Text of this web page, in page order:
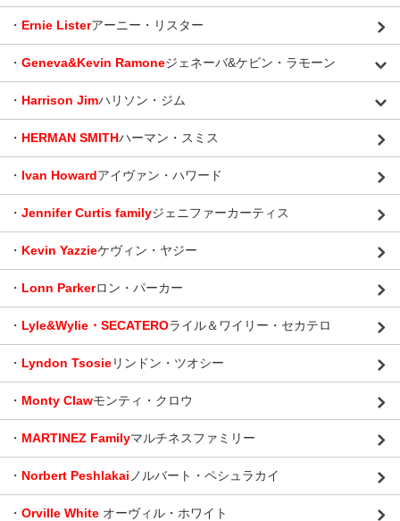
・ Ernie Listerアーニー・リスター
・ Geneva&Kevin Ramoneジェネーバ&ケビン・ラモーン
・ Harrison Jimハリソン・ジム
・ HERMAN SMITHハーマン・スミス
・ Ivan Howardアイヴァン・ハワード
・ Jennifer Curtis familyジェニファーカーティス
・ Kevin Yazzieケヴィン・ヤジー
・ Lonn Parkerロン・パーカー
・ Lyle&Wylie・SECATEROライル＆ワイリー・セカテロ
・ Lyndon Tsosieリンドン・ツオシー
・ Monty Clawモンティ・クロウ
・ MARTINEZ Familyマルチネスファミリー
・ Norbert Peshlakai ノルバート・ペシュラカイ
・ Orville White オーヴィル・ホワイト